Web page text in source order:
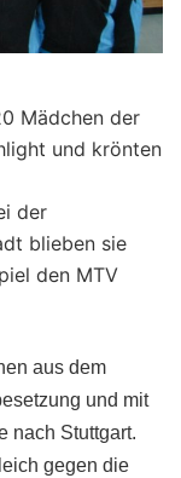
Mädchen der
und krönten
der
blieben sie
den MTV
aus dem
und mit
nach Stuttgart.
gegen die